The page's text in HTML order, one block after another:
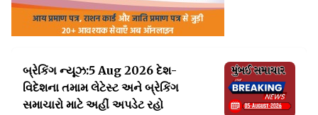
બ્રેકિંગ ન્યૂઝ:5 Aug 2026 દેશ-
વિદેશના તમામ લેટેસ્ટઅને બ્રેકિંગ
સમાચારો માટે અહીં અપડેટ રહો